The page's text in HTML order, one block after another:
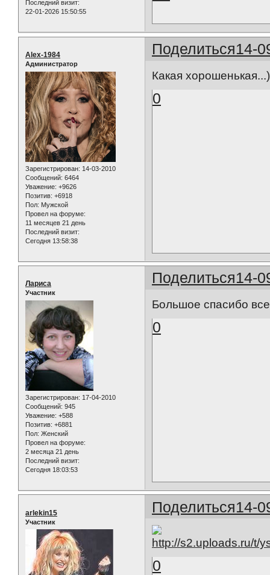
Последний визит:
22-01-2026 15:50:55
Поделиться14-
Alex-1984
Администратор
Зарегистрирован: 14-03-2010
Сообщений: 6464
Уважение: +9626
Позитив: +6918
Пол: Мужской
Провел на форуме:
11 месяцев 21 день
Последний визит:
Сегодня 13:58:38
Какая
0
Поделиться14-
Лариса
Участник
Зарегистрирован: 17-04-2010
Сообщений: 945
Уважение: +588
Позитив: +6881
Пол: Женский
Провел на форуме:
2 месяца 21 день
Последний визит:
Сегодня 18:03:53
Большое спасибо
0
Поделиться14-
arlekin15
Участник
0